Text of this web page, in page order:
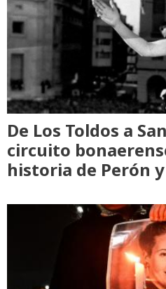
De Los Toldos a
circuito
historia de Perón